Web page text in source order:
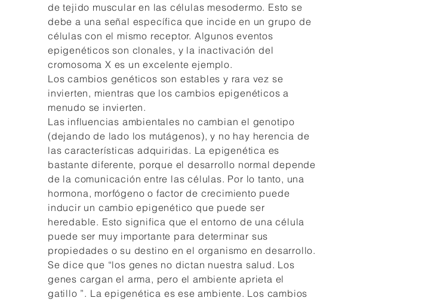
de tejido muscular en las células mesodermo. Esto se
debe a una señal específica que incide en un grupo de
células con el mismo receptor. Algunos eventos
epigenéticos son clonales, y la inactivación del
cromosoma X es un excelente ejemplo.
Los cambios genéticos son estables y rara vez se
invierten, mientras que los cambios epigenéticos a
menudo se invierten.
Las influencias ambientales no cambian el genotipo
(dejando de lado los mutágenos), y no hay herencia de
las características adquiridas. La epigenética es
bastante diferente, porque el desarrollo normal depende
de la comunicación entre las células. Por lo tanto, una
hormona, morfógeno o factor de crecimiento puede
inducir un cambio epigenético que puede ser
heredable. Esto significa que el entorno de una célula
puede ser muy importante para determinar sus
propiedades o su destino en el organismo en desarrollo.
Se dice que “los genes no dictan nuestra salud. Los
genes cargan el arma, pero el ambiente aprieta el
gatillo ”. La epigenética es ese ambiente. Los cambios